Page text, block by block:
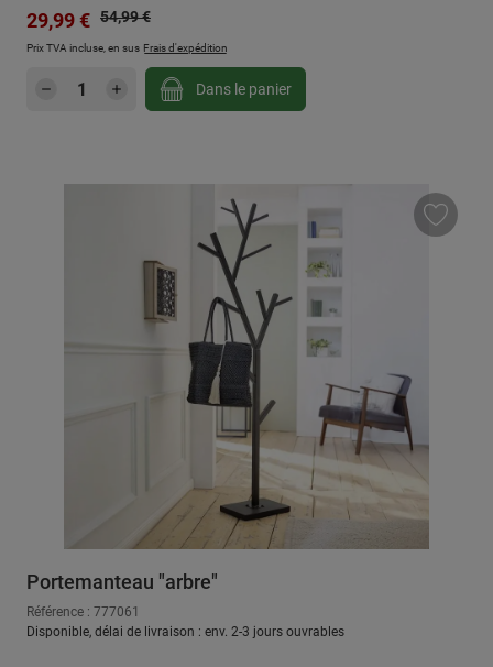
Prix de vente :
29,99 € Prix régulier :
54,99 €
Prix TVA incluse, en sus Frais d'expédition
Quantité de produit : Entrez la quantité
Dans le panier
Portemanteau "arbre"
Référence : 777061
Disponible, délai de livraison : env. 2-3 jours ouvrables